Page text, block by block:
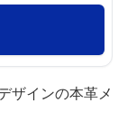
ザインの本革メ